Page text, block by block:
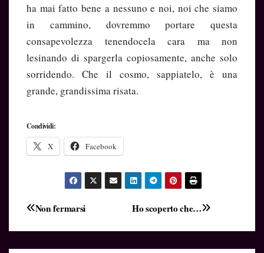
ha mai fatto bene a nessuno e noi, noi che siamo
in cammino, dovremmo portare questa
consapevolezza tenendocela cara ma non
lesinando di spargerla copiosamente, anche solo
sorridendo. Che il cosmo, sappiatelo, è una
grande, grandissima risata.
Condividi:
X Facebook
Navigazione
articoli
Ho scoperto che…
Non fermarsi